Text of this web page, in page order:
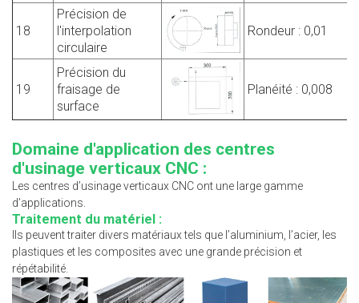
18
Précision de
l'interpolation
circulaire
Rondeur : 0,01
19
Précision du
fraisage de
surface
Planéité : 0,008
Domaine d'application des centres
d'usinage verticaux CNC :
Les centres d’usinage verticaux CNC ont une large gamme
d’applications.
Traitement du matériel :
Ils peuvent traiter divers matériaux tels que l’aluminium, l’acier, les
plastiques et les composites avec une grande précision et
répétabilité.